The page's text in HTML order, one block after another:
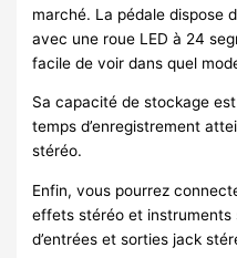
marché. La pédale dispose
avec une roue LED à 24
facile de voir dans quel
Sa capacité de stockage
temps d’enregistrement
stéréo.
Enfin, vous pourrez
effets stéréo et instruments
d’entrées et sorties jack